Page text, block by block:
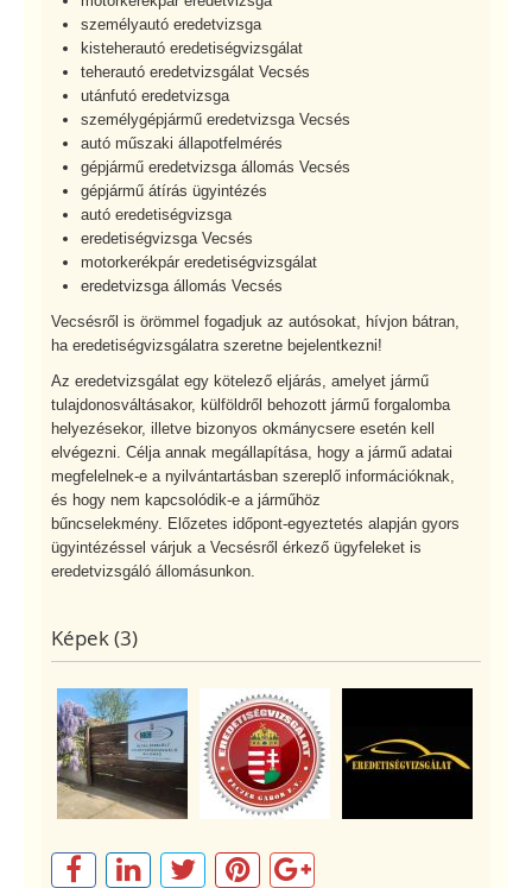
személyautó eredetvizsga
kisteherautó eredetiségvizsgálat
teherautó eredetvizsgálat Vecsés
utánfutó eredetvizsga
személygépjármű eredetvizsga Vecsés
autó műszaki állapotfelmérés
gépjármű eredetvizsga állomás Vecsés
gépjármű átírás ügyintézés
autó eredetiségvizsga
eredetiségvizsga Vecsés
motorkerékpár eredetiségvizsgálat
eredetvizsga állomás Vecsés
Vecsésről is örömmel fogadjuk az autósokat, hívjon bátran,
ha eredetiségvizsgálatra szeretne bejelentkezni!
Az eredetvizsgálat egy kötelező eljárás, amelyet jármű
tulajdonosváltásakor, külföldről behozott jármű forgalomba
helyezésekor, illetve bizonyos okmánycsere esetén kell
elvégezni. Célja annak megállapítása, hogy a jármű adatai
megfelelnek-e a nyilvántartásban szereplő információknak,
és hogy nem kapcsolódik-e a járműhöz
bűncselekmény. Előzetes időpont-egyeztetés alapján gyors
ügyintézéssel várjuk a Vecsésről érkező ügyfeleket is
eredetvizsgáló állomásunkon.
Képek (3)